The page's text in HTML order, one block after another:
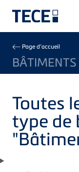
Breadcrumb
Page d’accueil
Toutes
type de